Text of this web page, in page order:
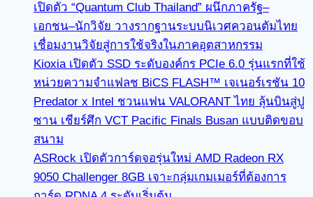
เปิดตัว “Quantum Club Thailand” ผนึกภาครัฐ–
เอกชน–นักวิจัย วางรากฐานระบบนิเวศควอนตัมไทย
เชื่อมงานวิจัยสู่การใช้จริงในภาคอุตสาหกรรม
Kioxia เปิดตัว SSD ระดับองค์กร PCIe 6.0 รุ่นแรกที่ใช้
หน่วยความจำแฟลช BiCS FLASH™ เจเนอร์เรชัน 10
Predator x Intel ชวนแฟน VALORANT ไทย ลุ้นบินสู่ปู
ซาน เชียร์ศึก VCT Pacific Finals Busan แบบติดขอบ
สนาม
ASRock เปิดตัวการ์ดจอรุ่นใหม่ AMD Radeon RX
9050 Challenger 8GB เจาะกลุ่มเกมเมอร์ที่ต้องการ